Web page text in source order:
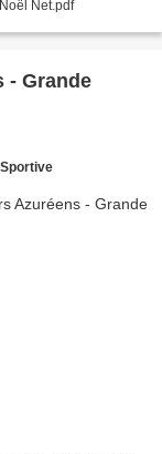
L&B Noël Net.pdf
- Grande